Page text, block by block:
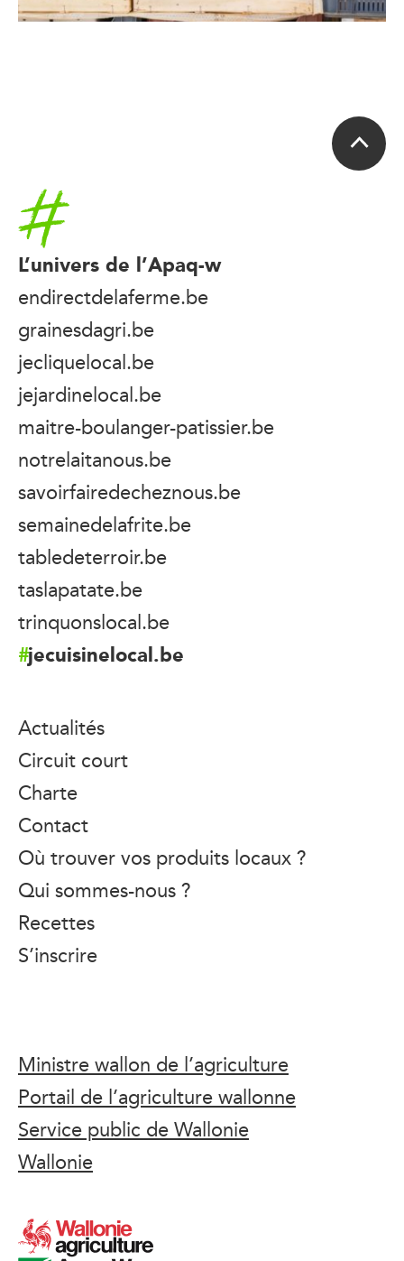
Accueil
L’univers de l’Apaq-w
endirectdelaferme.be
grainesdagri.be
jecliquelocal.be
jejardinelocal.be
maitre-boulanger-patissier.be
notrelaitanous.be
savoirfairedecheznous.be
semainedelafrite.be
tabledeterroir.be
taslapatate.be
trinquonslocal.be
jecuisinelocal.be
Actualités
Circuit court
Charte
Contact
Où trouver vos produits locaux ?
Qui sommes-nous ?
Recettes
S’inscrire
Ministre wallon de l’agriculture
Portail de l’agriculture wallonne
Service public de Wallonie
Wallonie